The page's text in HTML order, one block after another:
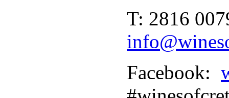
T: 2816
Facebook: